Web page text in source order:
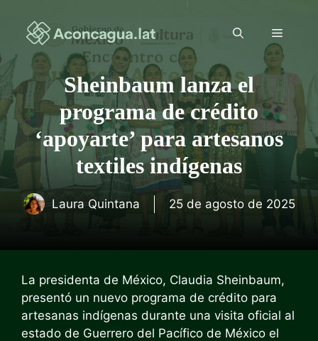
contenido
Menú
Sheinbaum lanza el
programa de crédito
‘apoyarte’ para artesanos
textiles indígenas
Laura Quintana 25 de agosto de 2025
La presidenta de México, Claudia Sheinbaum,
presentó un nuevo programa de crédito para
artesanas indígenas durante una visita oficial al
estado de Guerrero del Pacífico de México el